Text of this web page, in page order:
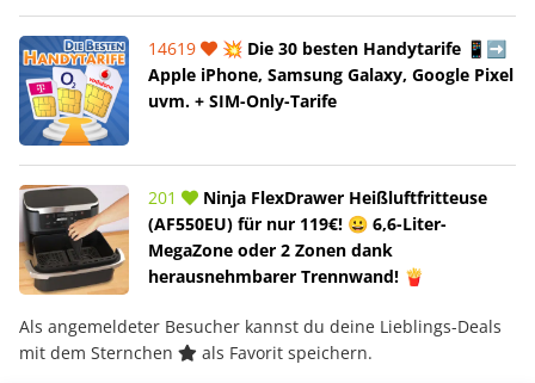
14619
💥 Die 30 besten Handytarife 📱➡️
Apple iPhone, Samsung Galaxy, Google Pixel
uvm. + SIM-Only-Tarife
201
Ninja FlexDrawer Heißluftfritteuse
(AF550EU) für nur 119€! 😀 6,6-Liter-
MegaZone oder 2 Zonen dank
herausnehmbarer Trennwand! 🍟
Als angemeldeter Besucher kannst du deine Lieblings-Deals
mit dem Sternchen
als Favorit speichern.